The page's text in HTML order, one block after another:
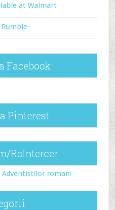
at Walmart
Facebook
Pinterest
RoIntercer
romani